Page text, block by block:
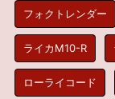
フォクトレンダー
ライカM10-R
ローライコード